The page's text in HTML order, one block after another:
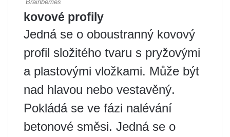
kovové profily
Jedná se o oboustranný kovový
profil složitého tvaru s pryžovými
a plastovými vložkami. Může být
nad hlavou nebo vestavěný.
Pokládá se ve fázi nalévání
betonové směsi. Jedná se o